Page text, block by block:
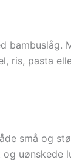
ris, pasta
små og